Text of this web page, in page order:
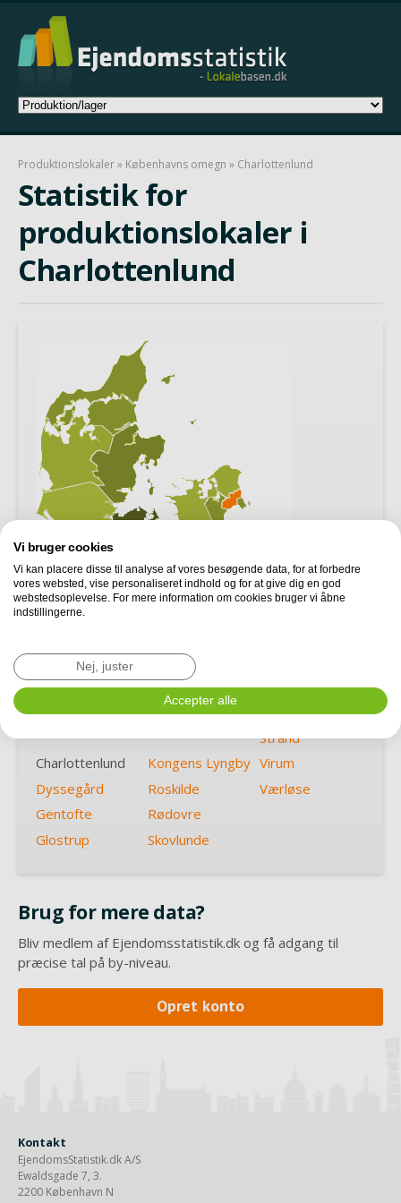
Produktionslokaler» Københavns omegn » Charlottenlund
Statistik for
produktionslokaler i
Charlottenlund
Bagsværd
Ballerup
Hvidovre
Vallensbæk
Brøndby
Ishøj
Vallensbæk
Strand
Charlottenlund
Kongens Lyngby Virum
Dyssegård
Roskilde
Værløse
Gentofte
Rødovre
Glostrup
Skovlunde
Brug for mere data?
Bliv medlem af Ejendomsstatistik.dk og få adgang til
præcise tal på by-niveau.
Opret konto
Kontakt
EjendomsStatistik.dk A/S
Ewaldsgade 7, 3.
2200 København N
Vi bruger cookies
Vi kan placere disse til analyse af vores besøgende data, for at forbedre
vores websted, vise personaliseret indhold og for at give dig en god
webstedsoplevelse. For mere information om cookies bruger vi åbne
indstillingerne.
Nej, juster
Accepter alle